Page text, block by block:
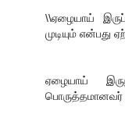
\\ஏழையாய்
முடியும்
ஏழையாய்
பொருத்தமானவர்